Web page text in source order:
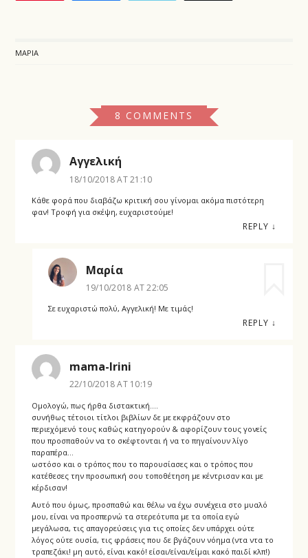
ΜΑΡΊΑ
8 COMMENTS
Αγγελική
18/10/2018 AT 21:10
Κάθε φορά που διαβάζω κριτική σου γίνομαι ακόμα πιστότερη
φαν! Τροφή για σκέψη, ευχαριστούμε!
REPLY ↓
Μαρία
19/10/2018 AT 22:05
Σε ευχαριστώ πολύ, Αγγελική! Με τιμάς!
REPLY ↓
mama-Irini
22/10/2018 AT 10:19
Ομολογώ, πως ήρθα διστακτική….
συνήθως τέτοιοι τίτλοι βιβλίων δε με εκφράζουν στο
περιεχόμενό τους καθώς κατηγορούν & αφορίζουν τους γονείς
που προσπαθούν να το σκέφτονται ή να το πηγαίνουν λίγο
παραπέρα…
ωστόσο και ο τρόπος που το παρουσίασες και ο τρόπος που
κατέθεσες την προσωπική σου τοποθέτηση με κέντρισαν και με
κέρδισαν!
Αυτό που όμως, προσπαθώ και θέλω να έχω συνέχεια στο μυαλό
μου, είναι να προσπερνώ τα στερεότυπα με τα οποία εγώ
μεγάλωσα, τις απαγορεύσεις για τις οποίες δεν υπάρχει ούτε
λόγος ούτε ουσία, τις φράσεις που δε βγάζουν νόημα (ντα ντα το
τραπεζάκι! μη αυτό, είναι κακό! είσαι/είναι/είμαι κακό παιδί κλπ!)